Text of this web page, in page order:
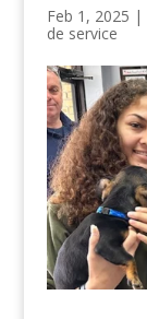
Feb 1, 2025 |
de service